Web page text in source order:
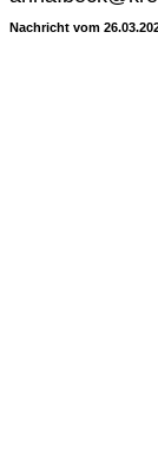
Nachricht vom